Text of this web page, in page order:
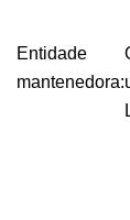
Entidade
mantenedora: